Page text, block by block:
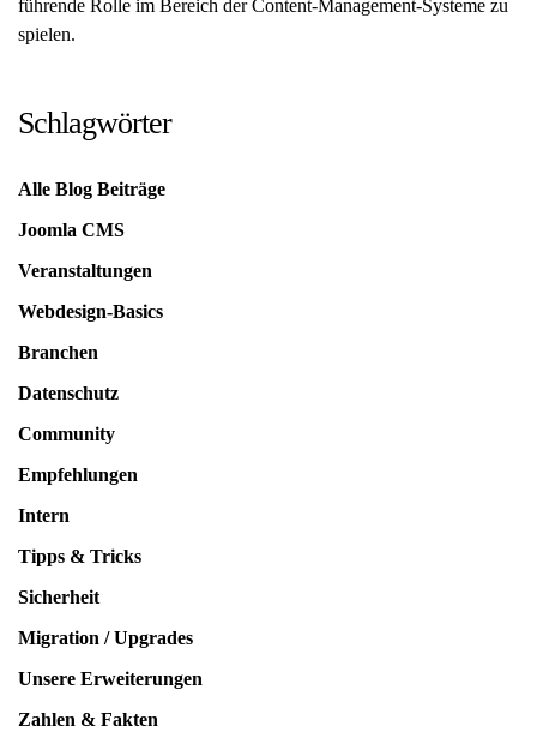
führende Rolle im Bereich der Content-Management-Systeme zu
spielen.
Schlagwörter
Alle Blog Beiträge
Joomla CMS
Veranstaltungen
Webdesign-Basics
Branchen
Datenschutz
Community
Empfehlungen
Intern
Tipps & Tricks
Sicherheit
Migration / Upgrades
Unsere Erweiterungen
Zahlen & Fakten